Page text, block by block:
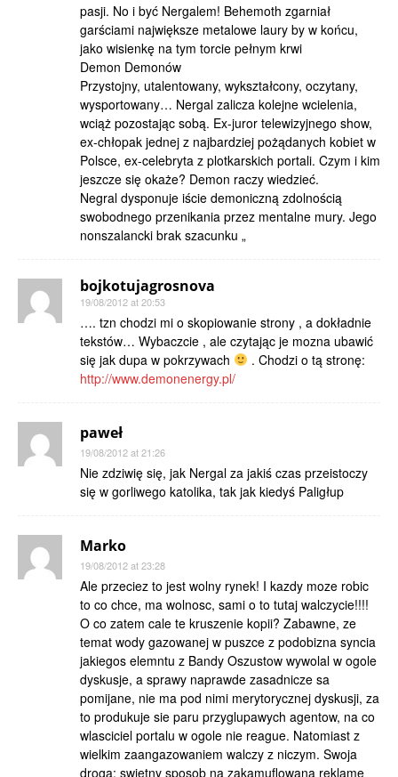
pasji. No i być Nergalem! Behemoth zgarniał
garściami największe metalowe laury by w końcu,
jako wisienkę na tym torcie pełnym krwi
Demon Demonów
Przystojny, utalentowany, wykształcony, oczytany,
wysportowany… Nergal zalicza kolejne wcielenia,
wciąż pozostając sobą. Ex-juror telewizyjnego show,
ex-chłopak jednej z najbardziej pożądanych kobiet w
Polsce, ex-celebryta z plotkarskich portali. Czym i kim
jeszcze się okaże? Demon raczy wiedzieć.
Negral dysponuje iście demoniczną zdolnością
swobodnego przenikania przez mentalne mury. Jego
nonszalancki brak szacunku „
bojkotujagrosnova
19/08/2012 at 20:53
…. tzn chodzi mi o skopiowanie strony , a dokładnie
tekstów… Wybaczcie , ale czytając je mozna ubawić
się jak dupa w pokrzywach
. Chodzi o tą stronę:
http://www.demonenergy.pl/
paweł
19/08/2012 at 21:26
Nie zdziwię się, jak Nergal za jakiś czas przeistoczy
się w gorliwego katolika, tak jak kiedyś Paligłup
Marko
19/08/2012 at 23:28
Ale przeciez to jest wolny rynek! I kazdy moze robic
to co chce, ma wolnosc, sami o to tutaj walczycie!!!!
O co zatem cale te kruszenie kopii? Zabawne, ze
temat wody gazowanej w puszce z podobizna syncia
jakiegos elemntu z Bandy Oszustow wywolal w ogole
dyskusje, a sprawy naprawde zasadnicze sa
pomijane, nie ma pod nimi merytorycznej dyskusji, za
to produkuje sie paru przyglupawych agentow, na co
wlasciciel portalu w ogole nie reague. Natomiast z
wielkim zaangazowaniem walczy z niczym. Swoja
droga: swietny sposob na zakamuflowana reklame